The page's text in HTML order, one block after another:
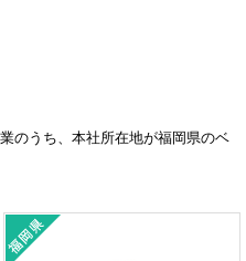
のうち、本社所在地が福岡県のベ